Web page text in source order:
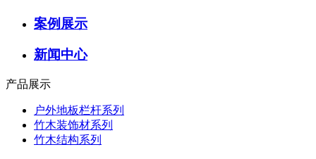
案例展示
新闻中心
产品展示
户外地板栏杆系列
竹木装饰材系列
竹木结构系列